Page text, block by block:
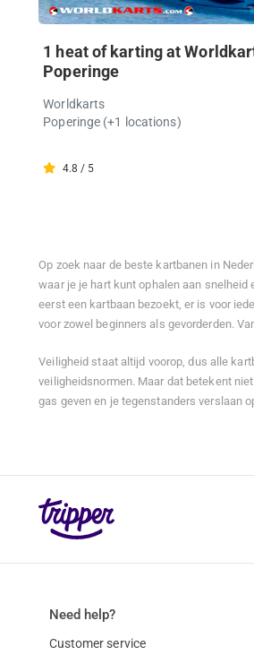
1 heat of karting at
Poperinge
Worldkarts
Poperinge (+1 locations)
4.8 / 5
Op zoek naar de beste kartbanen in
waar je je hart kunt ophalen aan
eerst een kartbaan bezoekt, er is voor
voor zowel beginners als gevorderden.
Veiligheid staat altijd voorop, dus alle
veiligheidsnormen. Maar dat betekent
gas geven en je tegenstanders verslaan
Need help?
Customer service